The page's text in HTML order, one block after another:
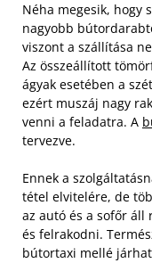
Néha megesik, hogy
nagyobb
viszont a szállítása
Az összeállított
ágyak esetében a
ezért muszáj nagy
venni a feladatra. A
tervezve.
Ennek a
tétel elvitelére, de
az autó és a sofőr áll
és felrakodni.
bútortaxi mellé